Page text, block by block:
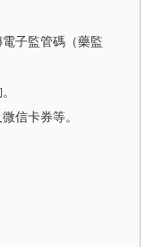
子監管碼（藥監
信卡券等。